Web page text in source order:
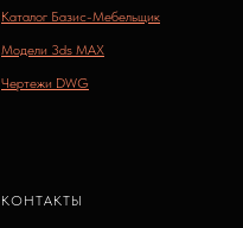
Каталог Базис-Мебельщик
Модели 3ds MAX
Чертежи DWG
КОНТАКТЫ